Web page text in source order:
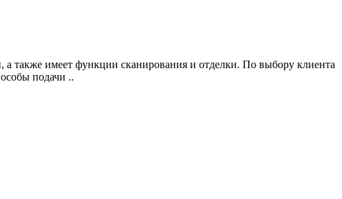
также имеет функции сканирования и отделки. По выбору клиента
подачи ..